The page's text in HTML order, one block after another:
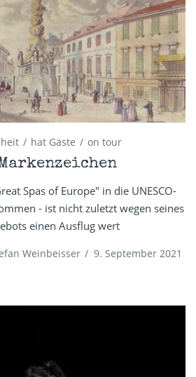
hat Gäste on tour
Spas of Europe" in die UNESCO-
- ist nicht zuletzt wegen seines
einen Ausflug wert
Weinbeisser / 9. September 2021